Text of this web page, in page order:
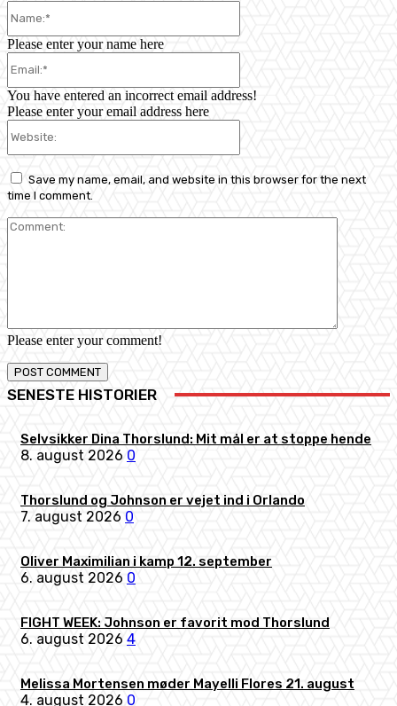
Please enter your comment!
Please enter your name here
You have entered an incorrect email address!
Please enter your email address here
Save my name, email, and website in this browser for the next
time I comment.
SENESTE HISTORIER
Selvsikker Dina Thorslund: Mit mål er at stoppe hende
8. august 2026 0
Thorslund og Johnson er vejet ind i Orlando
7. august 2026 0
Oliver Maximilian i kamp 12. september
6. august 2026 0
FIGHT WEEK: Johnson er favorit mod Thorslund
6. august 2026 4
Melissa Mortensen møder Mayelli Flores 21. august
4. august 2026 0